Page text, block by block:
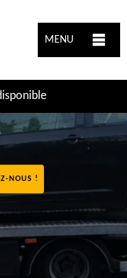
MENU
NOUS !